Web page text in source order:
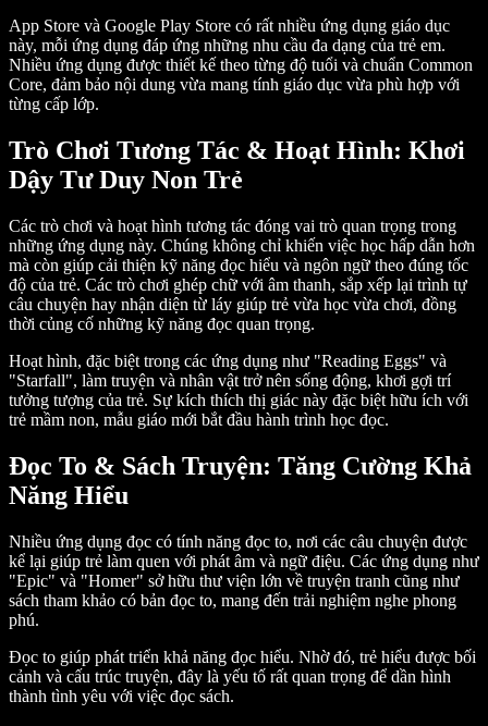
App Store và Google Play Store có rất nhiều ứng dụng giáo dục
này, mỗi ứng dụng đáp ứng những nhu cầu đa dạng của trẻ em.
Nhiều ứng dụng được thiết kế theo từng độ tuổi và chuẩn Common
Core, đảm bảo nội dung vừa mang tính giáo dục vừa phù hợp với
từng cấp lớp.
Trò Chơi Tương Tác & Hoạt Hình: Khơi
Dậy Tư Duy Non Trẻ
Các trò chơi và hoạt hình tương tác đóng vai trò quan trọng trong
những ứng dụng này. Chúng không chỉ khiến việc học hấp dẫn hơn
mà còn giúp cải thiện kỹ năng đọc hiểu và ngôn ngữ theo đúng tốc
độ của trẻ. Các trò chơi ghép chữ với âm thanh, sắp xếp lại trình tự
câu chuyện hay nhận diện từ láy giúp trẻ vừa học vừa chơi, đồng
thời củng cố những kỹ năng đọc quan trọng.
Hoạt hình, đặc biệt trong các ứng dụng như "Reading Eggs" và
"Starfall", làm truyện và nhân vật trở nên sống động, khơi gợi trí
tưởng tượng của trẻ. Sự kích thích thị giác này đặc biệt hữu ích với
trẻ mầm non, mẫu giáo mới bắt đầu hành trình học đọc.
Đọc To & Sách Truyện: Tăng Cường Khả
Năng Hiểu
Nhiều ứng dụng đọc có tính năng đọc to, nơi các câu chuyện được
kể lại giúp trẻ làm quen với phát âm và ngữ điệu. Các ứng dụng như
"Epic" và "Homer" sở hữu thư viện lớn về truyện tranh cũng như
sách tham khảo có bản đọc to, mang đến trải nghiệm nghe phong
phú.
Đọc to giúp phát triển khả năng đọc hiểu. Nhờ đó, trẻ hiểu được bối
cảnh và cấu trúc truyện, đây là yếu tố rất quan trọng để dần hình
thành tình yêu với việc đọc sách.